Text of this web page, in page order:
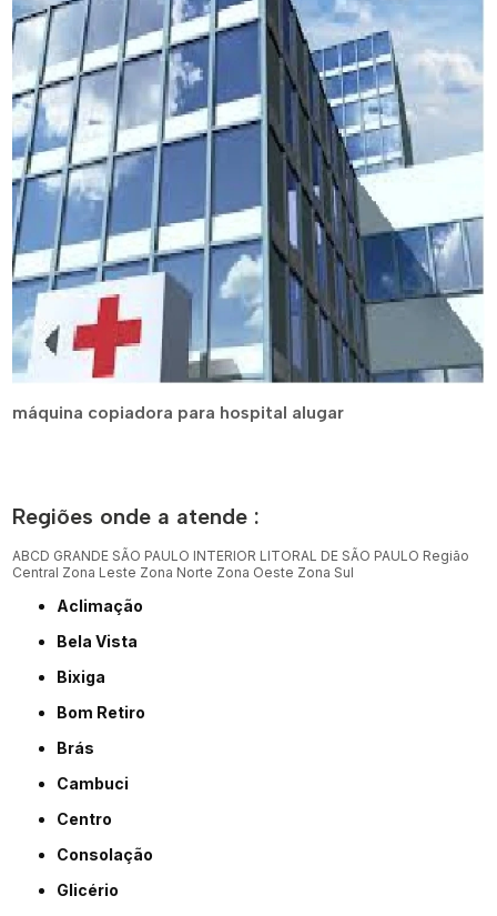
máquina copiadora para hospital alugar
Regiões onde a atende :
ABCD GRANDE SÃO PAULO INTERIOR LITORAL DE SÃO PAULO Região
Central Zona Leste Zona Norte Zona Oeste Zona Sul
Aclimação
Bela Vista
Bixiga
Bom Retiro
Brás
Cambuci
Centro
Consolação
Glicério